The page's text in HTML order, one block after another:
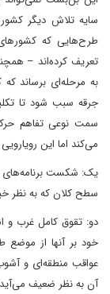
سایه تلاش دیگر
طرح‌هایی که
تعریف کرده‌اند –
به مرحله‌ای برساند
جرقه سبب شود تا
سمت نوعی تفاهم
می‌کند اما این
یک: شکست برنامه‌های
سطح کلان که به نظر
دو: تقوق کامل غرب و
خود بر آنها از موضع
عواقب منطقه‌ای و
آن به نظر ضعیف